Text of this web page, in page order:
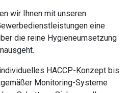
wir Ihnen mit unseren
eine
die reine Hygieneumsetzung
HACCP-Konzept bis
Monitoring-Systeme